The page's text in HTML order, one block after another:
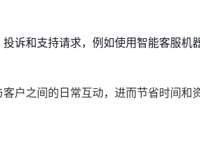
诉和支持请求，例如使用智能客服
户之间的日常互动，进而节省时间和